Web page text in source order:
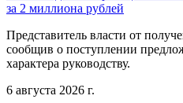
за 2 миллиона рублей
Представитель власти от
сообщив о поступлении
характера руководству.
6 августа 2026 г.